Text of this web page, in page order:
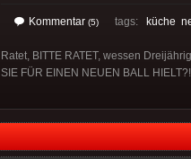
Kommentar (5) tags: küche
Ratet, BITTE RATET, wessen
SIE FÜR EINEN NEUEN BALL HIELT?!